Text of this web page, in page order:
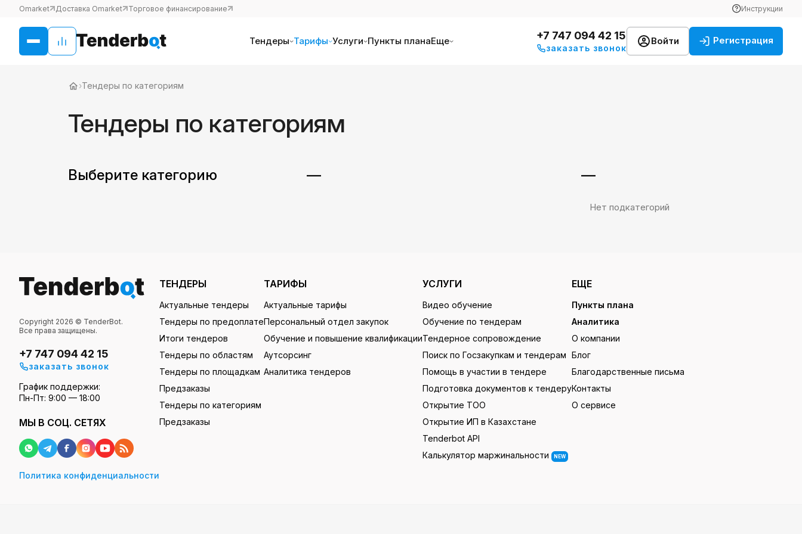
Omarket Доставка Omarket Торговое финансирование Инструкции
Тендеры Тарифы Услуги Пункты планаЕще +7 747 094 42 15
заказать звонок
Войти Регистрация
›Тендеры по категориям
Тендеры по категориям
Выберите категорию — —
Нет подкатегорий
Copyright 2026 © TenderBot.
Все права защищены.
+7 747 094 42 15
заказать звонок
График поддержки:
Пн-Пт: 9:00 — 18:00
МЫ В СОЦ. СЕТЯХ
Политика конфиденциальности
ТЕНДЕРЫ
Актуальные тендеры
Тендеры по предоплате
Итоги тендеров
Тендеры по областям
Тендеры по площадкам
Предзаказы
Тендеры по категориям
Предзаказы
ТАРИФЫ
Актуальные тарифы
Персональный отдел закупок
Обучение и повышение квалификации
Аутсорсинг
Аналитика тендеров
УСЛУГИ
Видео обучение
Обучение по тендерам
Тендерное сопровождение
Поиск по Госзакупкам и тендерам
Помощь в участии в тендере
Подготовка документов к тендеру
Открытие ТОО
Открытие ИП в Казахстане
Tenderbot API
Калькулятор маржинальности
NEW
ЕЩЕ
Пункты плана
Аналитика
О компании
Блог
Благодарственные письма
Контакты
О сервисе